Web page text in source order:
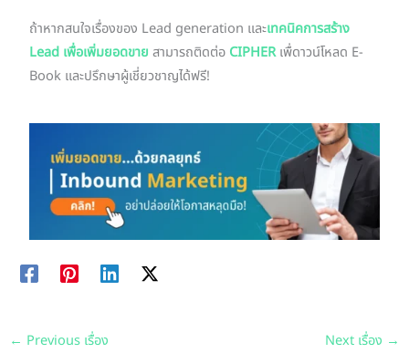
ถ้าหากสนใจเรื่องของ Lead generation และเทคนิคการสร้าง
Lead เพื่อเพิ่มยอดขาย สามารถติดต่อ CIPHERเพื่ดาวน์โหลด E-
Book และปรึกษาผู้เชี่ยวชาญได้ฟรี!
← Previous เรื่อง Next เรื่อง →